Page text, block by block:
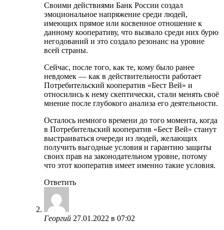
Своими действиями Банк России создал
эмоциональное напряжение среди людей,
имеющих прямое или косвенное отношение к
данному кооперативу, что вызвало среди них бурю
негодований и это создало резонанс на уровне
всей страны.
Сейчас, после того, как те, кому было ранее
невдомек — как в действительности работает
Потребительский кооператив «Бест Вей» и
относились к нему скептически, стали менять своё
мнение после глубокого анализа его деятельности.
Осталось немного времени до того момента, когда
в Потребительский кооператив «Бест Вей» станут
выстраиваться очереди из людей, желающих
получить выгодные условия и гарантию защиты
своих прав на законодательном уровне, потому
что этот кооператив имеет именно такие условия.
Ответить
Георгий 27.01.2022 в 07:02